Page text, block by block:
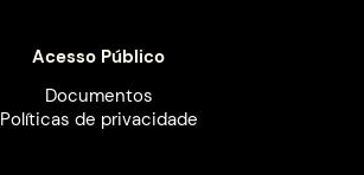
Acesso Público
Documentos
Políticas de privacidade